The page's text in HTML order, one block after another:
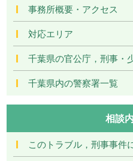
事務所概要・アクセス
対応エリア
千葉県の官公庁，刑事・
千葉県内の警察署一覧
相談
このトラブル，刑事事件